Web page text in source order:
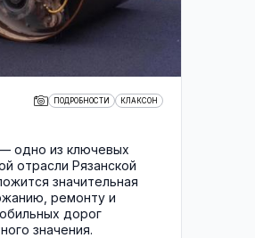
ПОДРОБНОСТИ КЛАКСОН
одно из ключевых
отрасли Рязанской
значительная
ремонту и
дорог
значения.